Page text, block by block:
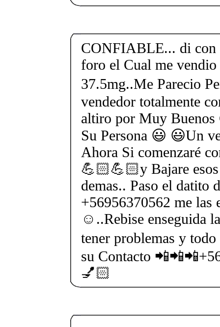
CONFIABLE... di con
foro el Cual me vendio
37.5mg..Me Parecio
vendedor totalmente
altiro por Muy Buenos
Su Persona 😃 😃Un
Ahora Si comenzaré
💪🏻💪🏻y Bajare
demas.. Paso el datito
+56956370562 me
☺..Rebise enseguida
tener problemas y todo
su Contacto
💅🏻